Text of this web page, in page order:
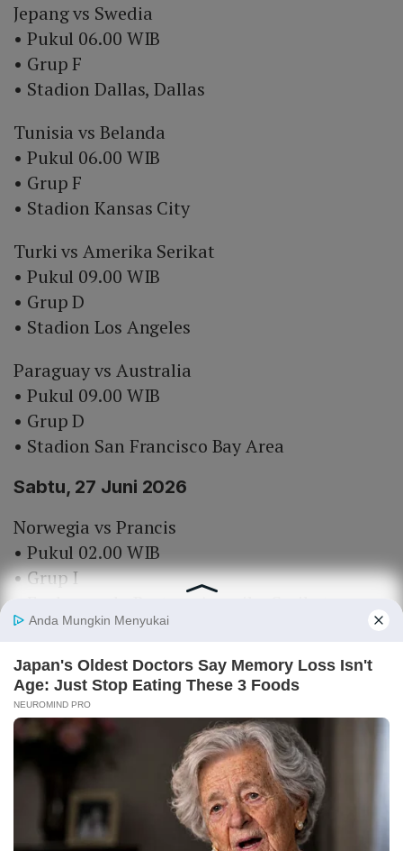
Jepang vs Swedia
• Pukul 06.00 WIB
• Grup F
• Stadion Dallas, Dallas
Tunisia vs Belanda
• Pukul 06.00 WIB
• Grup F
• Stadion Kansas City
Turki vs Amerika Serikat
• Pukul 09.00 WIB
• Grup D
• Stadion Los Angeles
Paraguay vs Australia
• Pukul 09.00 WIB
• Grup D
• Stadion San Francisco Bay Area
Sabtu, 27 Juni 2026
Norwegia vs Prancis
• Pukul 02.00 WIB
• Grup I
• Pukul 02.00 WIB
• Grup I
• Toronto, Kanada
Tanjung Verde vs Arab Saudi
• Pukul 07.00 WIB
• Grup H
• Houston, Amerika Serikat